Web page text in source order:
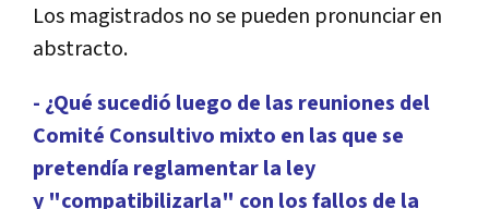
Los magistrados no se pueden pronunciar en
abstracto.
- ¿Qué sucedió luego de las reuniones del
Comité Consultivo mixto en las que se
pretendía reglamentar la ley
y "compatibilizarla" con los fallos de la